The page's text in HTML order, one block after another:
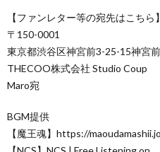
【ファンレター等の宛先はこちら】
〒150-0001
東京都渋谷区神宮前3-25-15神宮
THECOO株式会社 Studio Coup
Maro宛
BGM提供
【魔王魂】https://